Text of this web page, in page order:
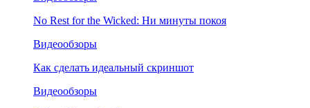
No Rest for the Wicked: Ни минуты покоя
Видеообзоры
Как сделать идеальный скриншот
Видеообзоры